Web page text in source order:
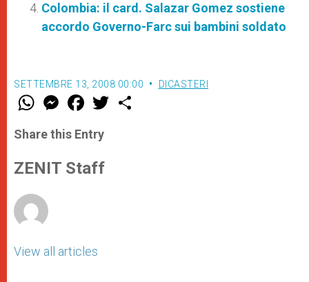
Colombia: il card. Salazar Gomez sostiene
accordo Governo-Farc sui bambini soldato
SETTEMBRE 13, 2008 00:00 DICASTERI
W
t
s
p
p
M
e
s
e
g
e
F
a
e
b
o
k
w
Share this Entry
ZENIT Staff
View all articles